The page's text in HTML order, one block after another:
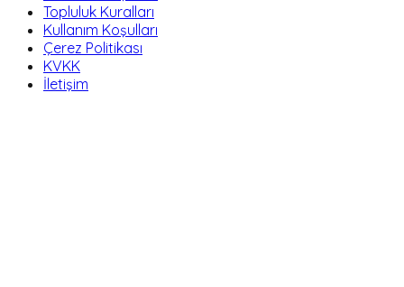
Topluluk Kuralları
Kullanım Koşulları
Çerez Politikası
KVKK
İletişim